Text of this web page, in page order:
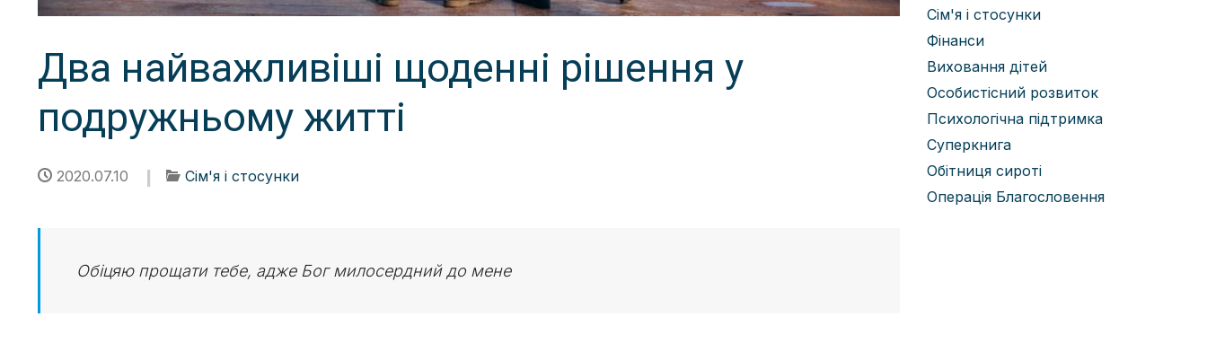
Два найважливіші щоденні рішення у
подружньому житті
2020.07.10 Сім'я і стосунки
Обіцяю прощати тебе, адже Бог милосердний до мене
Сім'я і стосунки
Фінанси
Виховання дітей
Особистісний розвиток
Психологічна підтримка
Суперкнига
Обітниця сироті
Операція Благословення